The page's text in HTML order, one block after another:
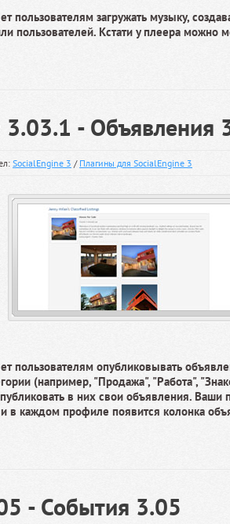
пользователям загружать музыку,
пользователей. Кстати у плеера можно
3.03.1 - Объявления
SocialEngine 3 / Плагины для SocialEngine 3
пользователям опубликовывать
(например, "Продажа", "Работа",
в них свои объявления. Ваши
в каждом профиле появится колонка
- События 3.05